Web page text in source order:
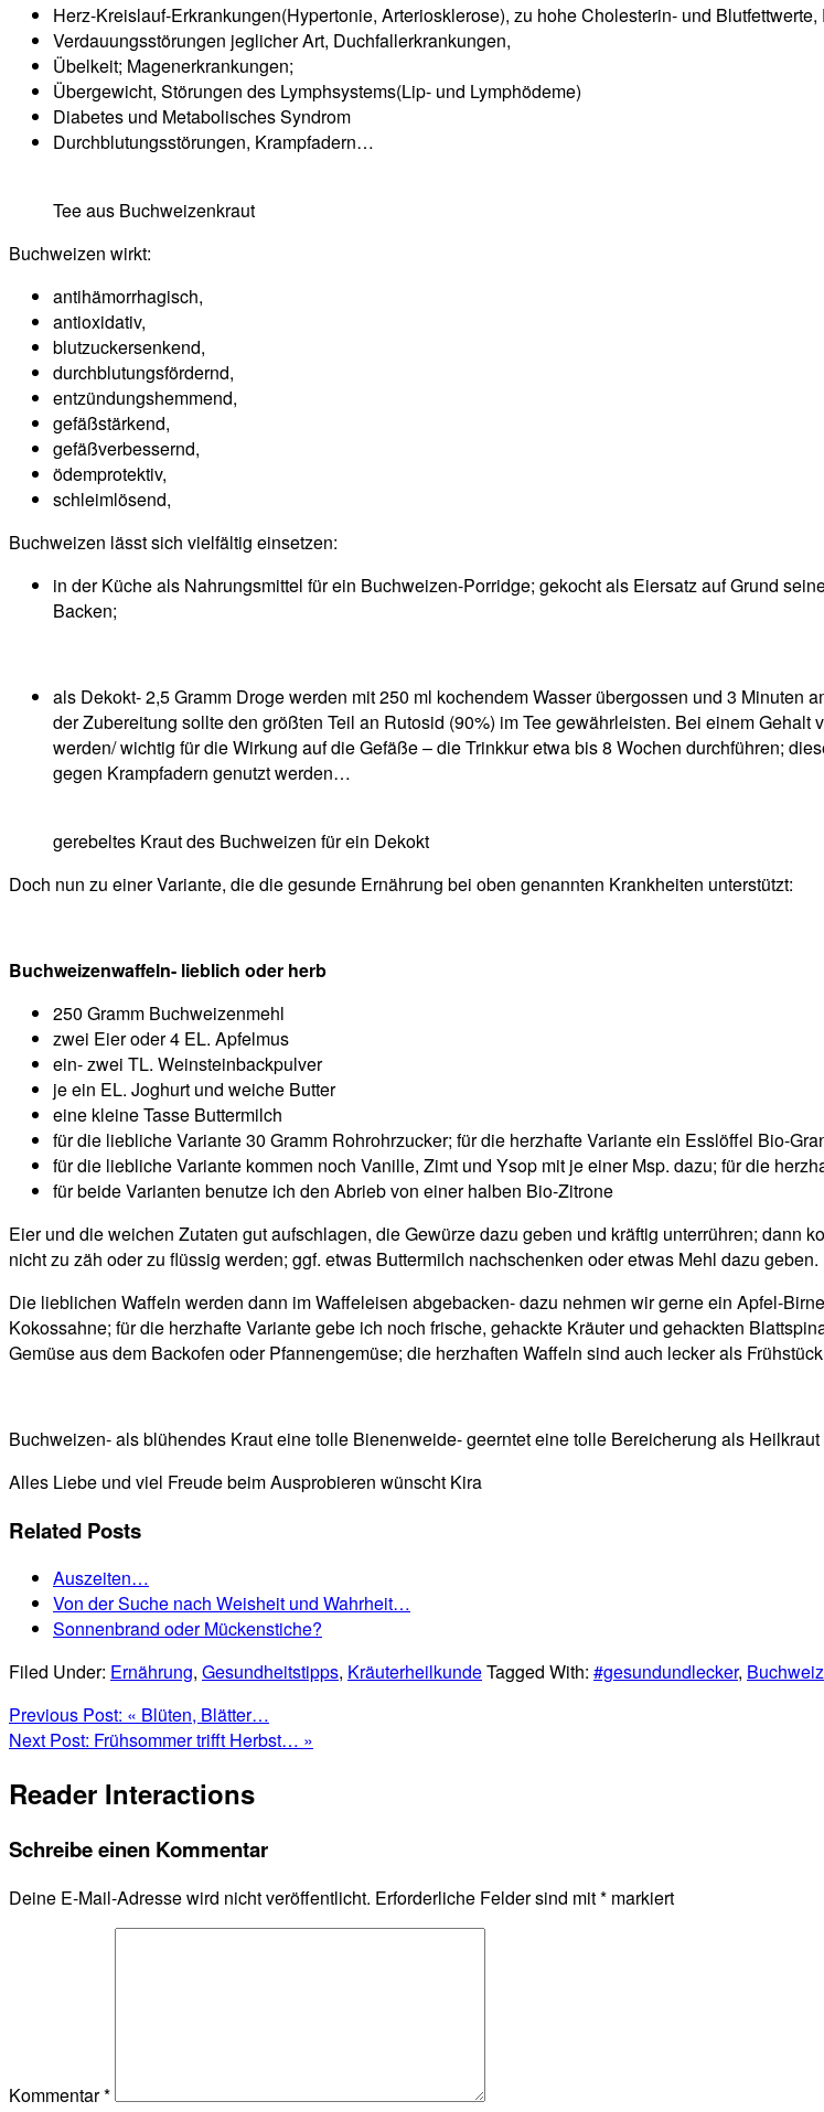
Herz-Kreislauf-Erkrankungen(Hypertonie, Arteriosklerose), zu hohe Cholesterin- und
Verdauungsstörungen jeglicher Art, Duchfallerkrankungen,
Übelkeit; Magenerkrankungen;
Übergewicht, Störungen des Lymphsystems(Lip- und Lymphödeme)
Diabetes und Metabolisches Syndrom
Durchblutungsstörungen, Krampfadern…
Tee aus Buchweizenkraut
Buchweizen wirkt:
antihämorrhagisch,
antioxidativ,
blutzuckersenkend,
durchblutungsfördernd,
entzündungshemmend,
gefäßstärkend,
gefäßverbessernd,
ödemprotektiv,
schleimlösend,
Buchweizen lässt sich vielfältig einsetzen:
in der Küche als Nahrungsmittel für ein Buchweizen-Porridge; gekocht als Eiersatz auf Grund
Backen;
als Dekokt- 2,5 Gramm Droge werden mit 250 ml kochendem Wasser übergossen und 3
der Zubereitung sollte den größten Teil an Rutosid (90%) im Tee gewährleisten. Bei einem
werden/ wichtig für die Wirkung auf die Gefäße – die Trinkkur etwa bis 8 Wochen durchführen;
gegen Krampfadern genutzt werden…
gerebeltes Kraut des Buchweizen für ein Dekokt
Doch nun zu einer Variante, die die gesunde Ernährung bei oben genannten Krankheiten unterstützt:
Buchweizenwaffeln- lieblich oder herb
250 Gramm Buchweizenmehl
zwei Eier oder 4 EL. Apfelmus
ein- zwei TL. Weinsteinbackpulver
je ein EL. Joghurt und weiche Butter
eine kleine Tasse Buttermilch
für die liebliche Variante 30 Gramm Rohrohrzucker; für die herzhafte Variante ein Esslöffel Bio-
für die liebliche Variante kommen noch Vanille, Zimt und Ysop mit je einer Msp. dazu; für die
für beide Varianten benutze ich den Abrieb von einer halben Bio-Zitrone
Eier und die weichen Zutaten gut aufschlagen, die Gewürze dazu geben und kräftig unterrühren; dann
nicht zu zäh oder zu flüssig werden; ggf. etwas Buttermilch nachschenken oder etwas Mehl dazu geben.
Die lieblichen Waffeln werden dann im Waffeleisen abgebacken- dazu nehmen wir gerne ein Apfel-
Kokossahne; für die herzhafte Variante gebe ich noch frische, gehackte Kräuter und gehackten
Gemüse aus dem Backofen oder Pfannengemüse; die herzhaften Waffeln sind auch lecker als
Buchweizen- als blühendes Kraut eine tolle Bienenweide- geerntet eine tolle Bereicherung als
Alles Liebe und viel Freude beim Ausprobieren wünscht Kira
Related Posts
Auszeiten…
Von der Suche nach Weisheit und Wahrheit…
Sonnenbrand oder Mückenstiche?
Filed Under: Ernährung, Gesundheitstipps, KräuterheilkundeTagged With: #gesundundlecker,
Previous Post: « Blüten, Blätter…
Next Post: Frühsommer trifft Herbst… »
Reader Interactions
Schreibe einen Kommentar
Deine E-Mail-Adresse wird nicht veröffentlicht. Erforderliche Felder sind mit* markiert
Kommentar*